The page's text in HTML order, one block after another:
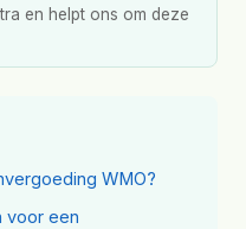
en helpt ons om deze
WMO?
voor een